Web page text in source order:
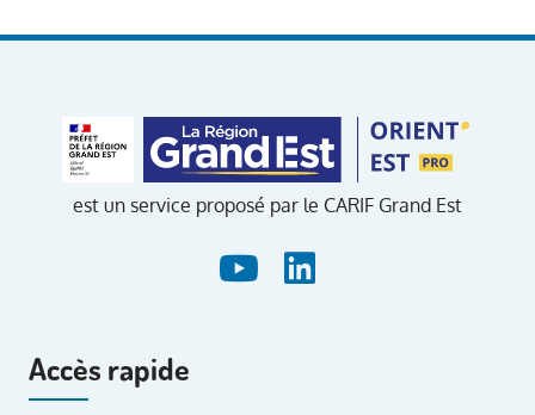
est un service proposé par le CARIF Grand Est
Accès rapide